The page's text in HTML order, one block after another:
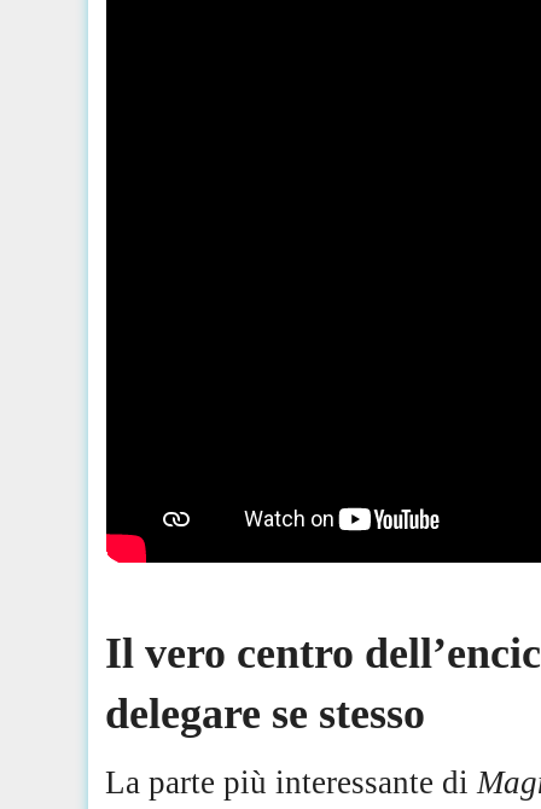
Il vero centro
delegare se stesso
La parte più interessante di